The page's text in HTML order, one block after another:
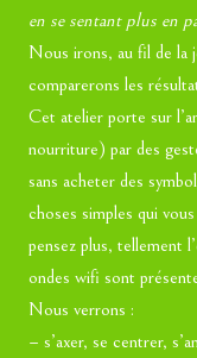
en se sentant plus en
Nous irons, au fil de la
comparerons les
Cet atelier porte sur
nourriture) par des
sans acheter des
choses simples qui
pensez plus, tellement
ondes wifi sont
Nous verrons :
– s’axer, se centrer,